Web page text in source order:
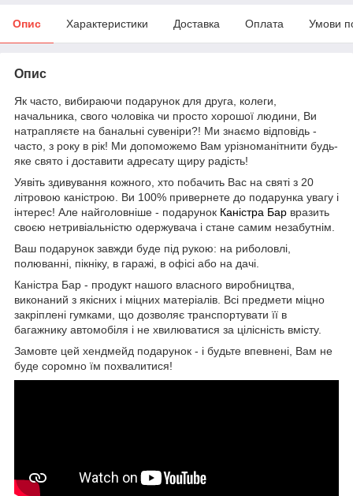
Опис Характеристики Доставка Оплата Умови
Опис
Як часто, вибираючи подарунок для друга, колеги,
начальника, свого чоловіка чи просто хорошої людини, Ви
натрапляєте на банальні сувеніри?! Ми знаємо відповідь -
часто, з року в рік! Ми допоможемо Вам урізноманітнити будь-
яке свято і доставити адресату щиру радість!
Уявіть здивування кожного, хто побачить Вас на святі з 20
літровою каністрою. Ви 100% привернете до подарунка увагу і
інтерес! Але найголовніше - подарунок Каністра Бар вразить
своєю нетривіальністю одержувача і стане самим незабутнім.
Ваш подарунок завжди буде під рукою: на риболовлі,
полюванні, пікніку, в гаражі, в офісі або на дачі.
Каністра Бар - продукт нашого власного виробництва,
виконаний з якісних і міцних матеріалів. Всі предмети міцно
закріплені гумками, що дозволяє транспортувати її в
багажнику автомобіля і не хвилюватися за цілісність вмісту.
Замовте цей хендмейд подарунок - і будьте впевнені, Вам не
буде соромно їм похвалитися!